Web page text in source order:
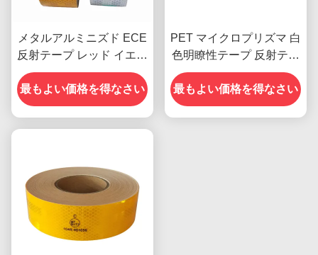
メタルアルミニズド ECE
反射テープ レッド イエロ
ー 白 トレーラー用
最もよい価格を得なさい
PET マイクロプリズマ 白
色明瞭性テープ 反射テー
プ 車両用 ECE 認証
最もよい価格を得なさい